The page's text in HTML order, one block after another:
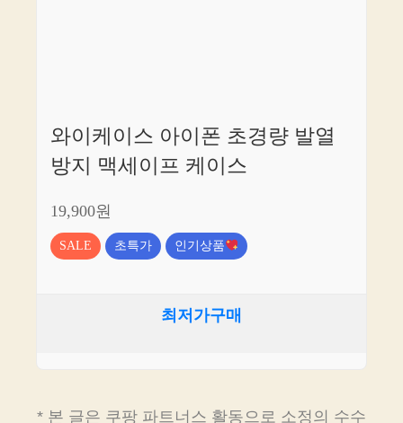
와이케이스 아이폰 초경량 발열
방지 맥세이프 케이스
19,900원
SALE 초특가 인기상품
최저가구매
* 본 글은 쿠팡 파트너스 활동으로 소정의 수수